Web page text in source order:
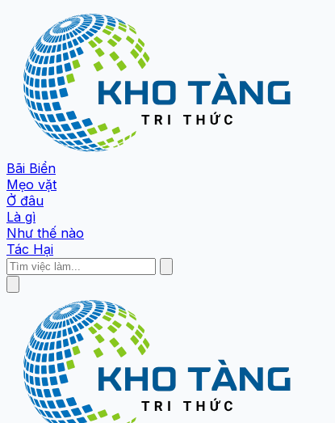
Bãi Biển
Mẹo vặt
Ở đâu
Là gì
Như thế nào
Tác Hại